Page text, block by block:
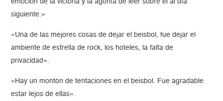
emoción de la victoria y la agonía de leer sobre él al día
siguiente.»
«Una de las mejores cosas de dejar el beisbol, fue dejar el
ambiente de estrella de rock, los hoteles, la falta de
privacidad».
«Hay un montón de tentaciones en el beisbol. Fue agradable
estar lejos de ellas».